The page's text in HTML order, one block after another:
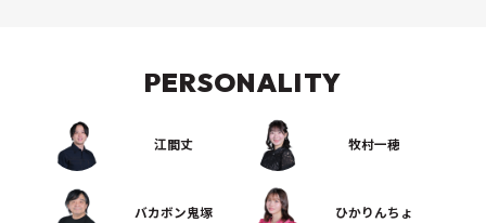
PERSONALITY
江間丈 牧村一穂
バカボン鬼塚 ひかりんちょ